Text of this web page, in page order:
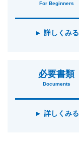
For Beginners
詳しくみる
必要書類
Documents
詳しくみる